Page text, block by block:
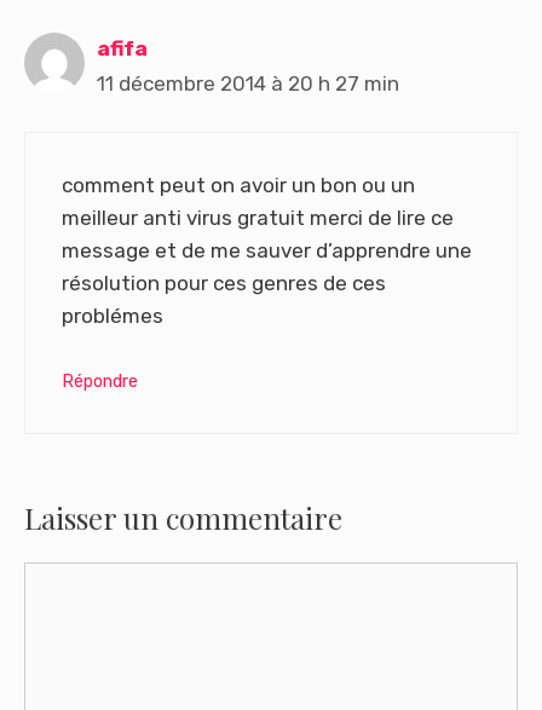
afifa
11 décembre 2014 à 20 h 27 min
comment peut on avoir un bon ou un
meilleur anti virus gratuit merci de lire ce
message et de me sauver d’apprendre une
résolution pour ces genres de ces
problémes
Répondre
Laisser un commentaire